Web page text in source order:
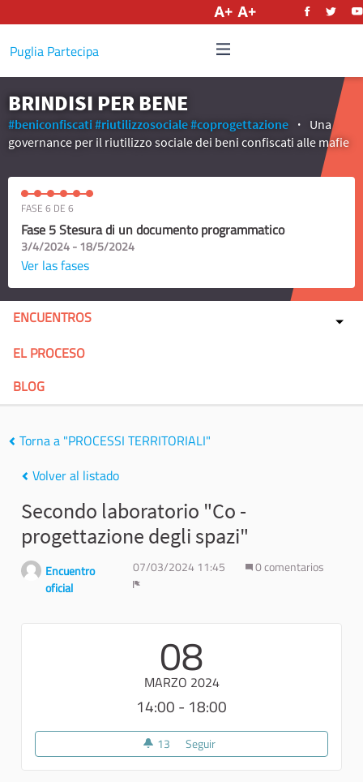
Puglia Partecipa
BRINDISI PER BENE
#beniconfiscati #riutilizzosociale#coprogettazione
Una
governance per il riutilizzo sociale dei beni confiscati alle mafie
FASE 6 DE 6
Fase 5 Stesura di un documento programmatico
3/4/2024 - 18/5/2024
Ver las fases
ENCUENTROS
EL PROCESO
BLOG
Torna a "PROCESSI TERRITORIALI"
Volver al listado
Secondo laboratorio "Co -
progettazione degli spazi"
Encuentro
oficial
07/03/2024 11:45
0 comentarios
08
MARZO 2024
14:00 - 18:00
13 13 seguidoras
SeguirSecondo laboratorio "Co -